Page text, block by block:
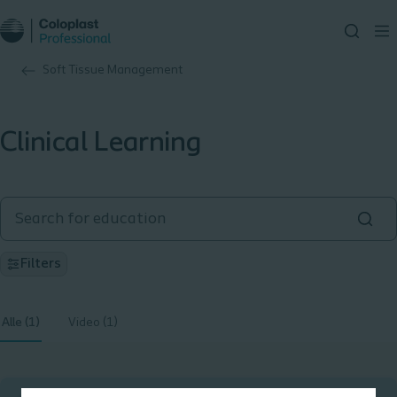
Soft Tissue Management
Clinical Learning
Filters
Alle (1) Video (1)